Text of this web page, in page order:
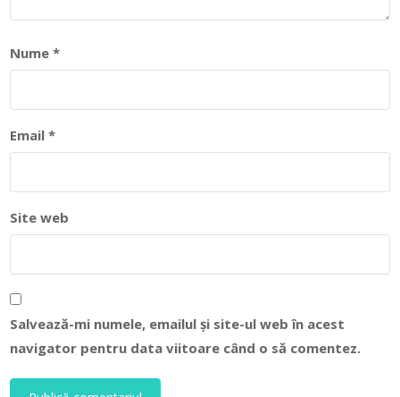
Nume*
Email*
Site web
Salvează-mi numele, emailul și site-ul web în acest
navigator pentru data viitoare când o să comentez.